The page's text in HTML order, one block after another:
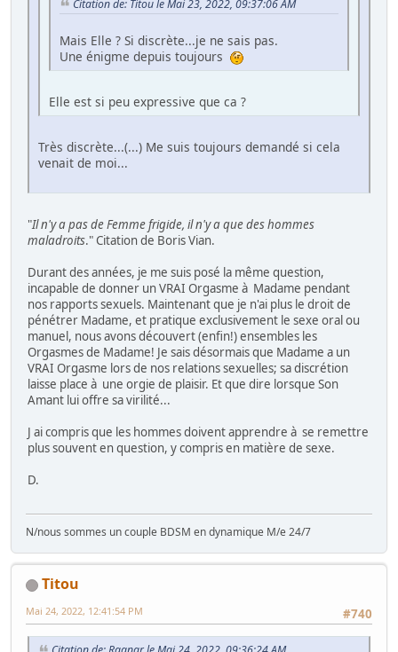
Citation de: Titou le Mai 23, 2022, 09:37:06 AM
Mais Elle ? Si discrète...je ne sais pas.
Une énigme depuis toujours
Elle est si peu expressive que ca ?
Très discrète...(...) Me suis toujours demandé si cela
venait de moi...
"Il n'y a pas de Femme frigide, il n'y a que des hommes
maladroits." Citation de Boris Vian.
Durant des années, je me suis posé la même question,
incapable de donner un VRAI Orgasme à Madame pendant
nos rapports sexuels. Maintenant que je n'ai plus le droit de
pénétrer Madame, et pratique exclusivement le sexe oral ou
manuel, nous avons découvert (enfin!) ensembles les
Orgasmes de Madame! Je sais désormais que Madame a un
VRAI Orgasme lors de nos relations sexuelles; sa discrétion
laisse place à une orgie de plaisir. Et que dire lorsque Son
Amant lui offre sa virilité...
J ai compris que les hommes doivent apprendre à se remettre
plus souvent en question, y compris en matière de sexe.
D.
N/nous sommes un couple BDSM en dynamique M/e 24/7
Titou
#740
Mai 24, 2022, 12:41:54 PM